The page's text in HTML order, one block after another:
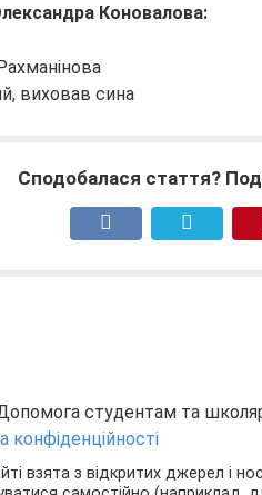
Коновалова:
виховав сина
Сподобалася стаття?
студентам та
конфіденційності
взята з відкритих джерел і